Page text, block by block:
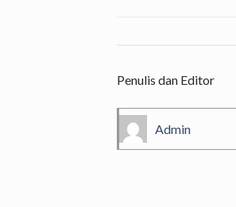
Penulis dan Editor
Admin